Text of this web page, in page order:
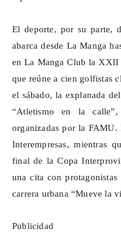
El deporte, por su parte,
abarca desde La Manga
en La Manga Club la XXII
que reúne a cien golfistas
el sábado, la explanada
“Atletismo en la
organizadas por la FAMU.
Interempresas, mientras
final de la Copa
una cita con
carrera urbana “Mueve la
Publicidad